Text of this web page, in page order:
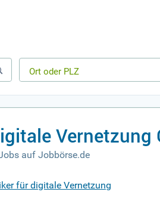
Vernetzung
auf Jobbörse.de
für digitale Vernetzung